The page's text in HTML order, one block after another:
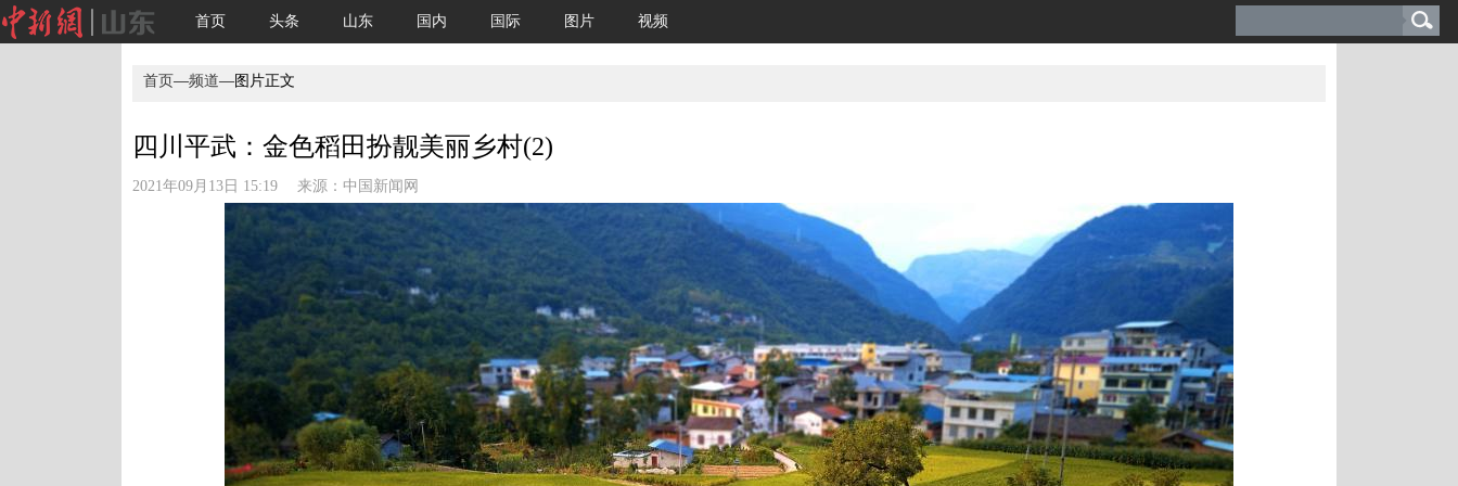
首页 头条 山东 国内 国际 图片 视频
首页—频道—图片正文
四川平武：金色稻田扮靓美丽乡村(2)
2021年09月13日 15:19 来源： 中国新闻网